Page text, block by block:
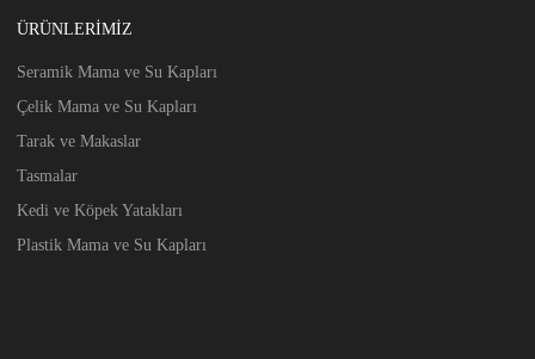
ÜRÜNLERIMIZ
Seramik Mama ve Su Kapları
Çelik Mama ve Su Kapları
Tarak ve Makaslar
Tasmalar
Kedi ve Köpek Yatakları
Plastik Mama ve Su Kapları